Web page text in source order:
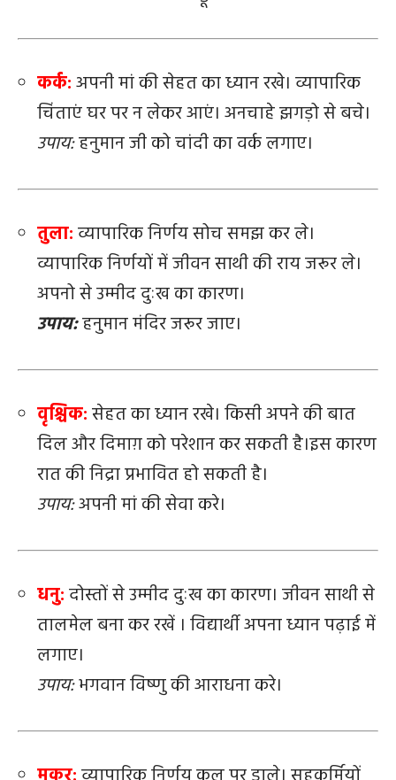
कर्क:अपनी मां की सेहत का ध्यान रखे। व्यापारिक
चिंताएं घर पर न लेकर आएं। अनचाहे झगड़ो से बचे।
उपाय:हनुमान जी को चांदी का वर्क लगाए।
तुला:व्यापारिक निर्णय सोच समझ कर ले।
व्यापारिक निर्णयों में जीवन साथी की राय जरूर ले।
अपनो से उम्मीद दुःख का कारण।
उपाय:हनुमान मंदिर जरूर जाए।
वृश्चिक:सेहत का ध्यान रखे। किसी अपने की बात
दिल और दिमाग़ को परेशान कर सकती है।इस कारण
रात की निद्रा प्रभावित हो सकती है।
उपाय:अपनी मां की सेवा करे।
धनु:दोस्तों से उम्मीद दुःख का कारण। जीवन साथी से
तालमेल बना कर रखें । विद्यार्थी अपना ध्यान पढ़ाई में
लगाए।
उपाय:भगवान विष्णु की आराधना करे।